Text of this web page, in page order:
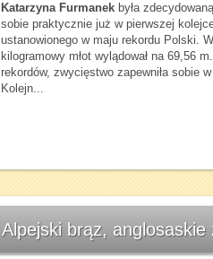
Katarzyna Furmanek była
sobie praktycznie już w pierwszej
ustanowionego w maju rekordu Polski.
kilogramowy młot wylądował na 69,56
rekordów, zwycięstwo zapewniła sobie
Kolejn...
Alpejski brąz, anglosaskie